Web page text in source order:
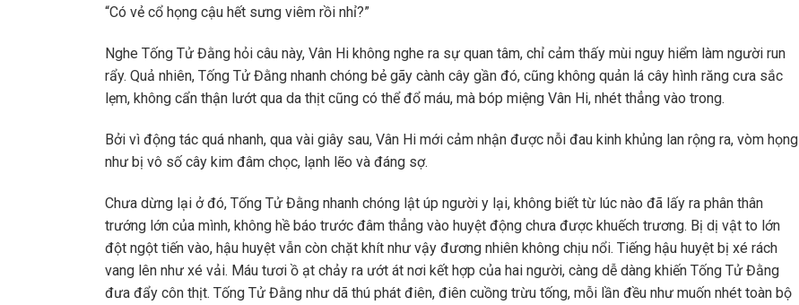
“Có vẻ cổ họng cậu hết sưng viêm rồi nhỉ?”
Nghe Tống Tử Đằng hỏi câu này, Vân Hi không nghe ra sự quan tâm, chỉ cảm thấy mùi nguy hiểm làm người run
rẩy. Quả nhiên, Tống Tử Đằng nhanh chóng bẻ gãy cành cây gần đó, cũng không quản lá cây hình răng cưa sắc
lẹm, không cẩn thận lướt qua da thịt cũng có thể đổ máu, mà bóp miệng Vân Hi, nhét thẳng vào trong.
Bởi vì động tác quá nhanh, qua vài giây sau, Vân Hi mới cảm nhận được nỗi đau kinh khủng lan rộng ra, vòm họng
như bị vô số cây kim đâm chọc, lạnh lẽo và đáng sợ.
Chưa dừng lại ở đó, Tống Tử Đằng nhanh chóng lật úp người y lại, không biết từ lúc nào đã lấy ra phân thân
trướng lớn của mình, không hề báo trước đâm thẳng vào huyệt động chưa được khuếch trương. Bị dị vật to lớn
đột ngột tiến vào, hậu huyệt vẫn còn chặt khít như vậy đương nhiên không chịu nổi. Tiếng hậu huyệt bị xé rách
vang lên như xé vải. Máu tươi ồ ạt chảy ra ướt át nơi kết hợp của hai người, càng dễ dàng khiến Tống Tử Đằng
đưa đẩy côn thịt. Tống Tử Đằng như dã thú phát điên, điên cuồng trừu tống, mỗi lần đều như muốn nhét toàn bộ